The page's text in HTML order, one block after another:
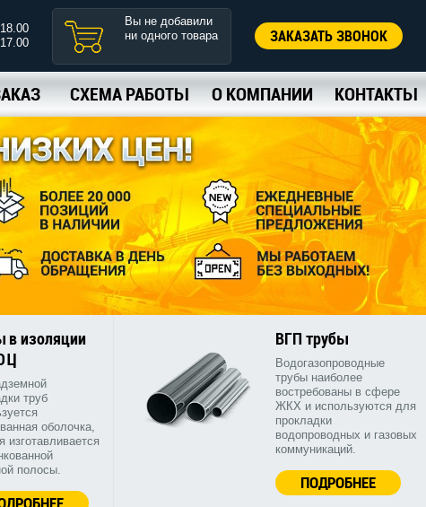
Вы не добавили
ни одного товара
ЗАКАЗАТЬ ЗВОНОК
СХЕМА РАБОТЫ О КОМПАНИИ КОНТАКТЫ
в изоляции
труб
оболочка,
изготавливается
полосы.
ВГП трубы
Водогазопроводные
трубы наиболее
востребованы в сфере
ЖКХ и используются для
прокладки
водопроводных и газовых
коммуникаций.
ПОДРОБНЕЕ